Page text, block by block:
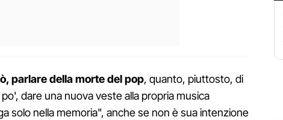
parlare della morte del pop, quanto, piuttosto, di
dare una nuova veste alla propria musica
solo nella memoria", anche se non è sua intenzione